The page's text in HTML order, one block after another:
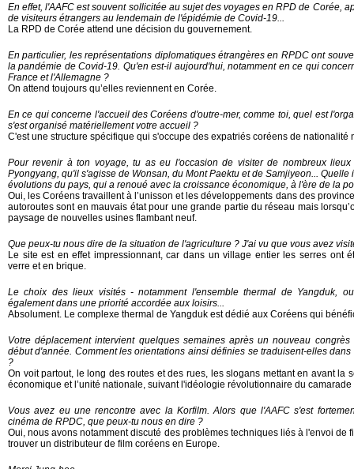
En effet, l'AAFC est souvent sollicitée au sujet des voyages en RPD de Corée,
de visiteurs étrangers au lendemain de l'épidémie de Covid-19...
La RPD de Corée attend une décision du gouvernement.
En particulier, les représentations diplomatiques étrangères en RPDC ont
la pandémie de Covid-19. Qu'en est-il aujourd'hui, notamment en ce qui
France et l'Allemagne ?
On attend toujours qu’elles reviennent en Corée.
En ce qui concerne l'accueil des Coréens d'outre-mer, comme toi, quel est
s'est organisé matériellement votre accueil ?
C'est une structure spécifique qui s'occupe des expatriés coréens de nationalité
Pour revenir à ton voyage, tu as eu l'occasion de visiter de nombreux
Pyongyang, qu'il s'agisse de Wonsan, du Mont Paektu et de Samjiyeon...
évolutions du pays, qui a renoué avec la croissance économique, à l'ère de la
Oui, les Coréens travaillent à l’unisson et les développements dans des
autoroutes sont en mauvais état pour une grande partie du réseau mais
paysage de nouvelles usines flambant neuf.
Que peux-tu nous dire de la situation de l'agriculture ? J'ai vu que vous avez
Le site est en effet impressionnant, car dans un village entier les serres ont
verre et en brique.
Le choix des lieux visités - notamment l'ensemble thermal de Yangduk,
également dans une priorité accordée aux loisirs...
Absolument. Le complexe thermal de Yangduk est dédié aux Coréens qui
Votre déplacement intervient quelques semaines après un nouveau
début d'année. Comment les orientations ainsi définies se traduisent-elles
?
On voit partout, le long des routes et des rues, les slogans mettant en avant la
économique et l’unité nationale, suivant l'idéologie révolutionnaire du
Vous avez eu une rencontre avec la Korfilm. Alors que l'AAFC s'est
cinéma de RPDC, que peux-tu nous en dire ?
Oui, nous avons notamment discuté des problèmes techniques liés à l'envoi de
trouver un distributeur de film coréens en Europe.